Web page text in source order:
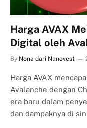
Harga AVAX
Digital oleh
By Nona dari Nanovest
Harga AVAX
Avalanche dengan
era baru dalam
dan dampaknya di